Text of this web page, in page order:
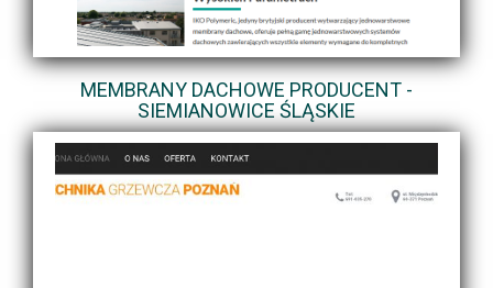
MEMBRANY DACHOWE PRODUCENT -
SIEMIANOWICE ŚLĄSKIE